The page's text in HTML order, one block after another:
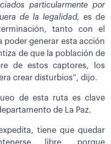
particularmente por
de la legalidad, es de
tanto con el
poder generar esta acción
de que la población de
de estos captores, los
crear disturbios”, dijo.
de esta ruta es clave
de La Paz.
tiene que quedar
libre, porque